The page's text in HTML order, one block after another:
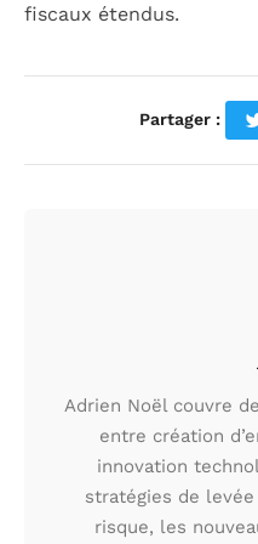
fiscaux étendus.
Partager :
Adrien Noël couvre
entre création
innovation
stratégies de
risque, les